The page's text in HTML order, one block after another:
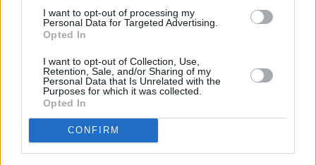
I want to opt-out of processing my
Personal Data for Targeted Advertising.
Opted In
I want to opt-out of Collection, Use,
Retention, Sale, and/or Sharing of my
Personal Data that Is Unrelated with the
Purposes for which it was collected.
Opted In
CONFIRM
å vinne❤
Nadia - 24.03.2015 - 01:03
Som
svar
på
av
Ååå verdens beste vennine, blir helt rørt! ❤️ Isåfall
skal dette vaffelhjernet deles med deg og de fine
barna våres ❤️❤️